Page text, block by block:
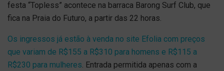
festa “Topless” acontece na barraca Barong Surf Club, que
fica na Praia do Futuro, a partir das 22 horas.
Os ingressos já estão à venda no site Efolia com preços
que variam de R$155 a R$310 para homens e R$115 a
R$230 para mulheres. Entrada permitida apenas com a